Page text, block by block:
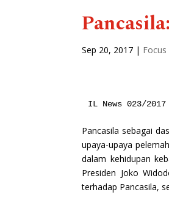
Sep 20, 2017 |
IL News 023/2017
Pancasila sebagai
upaya-upaya
dalam kehidupan
Presiden Joko
terhadap Pancasila,